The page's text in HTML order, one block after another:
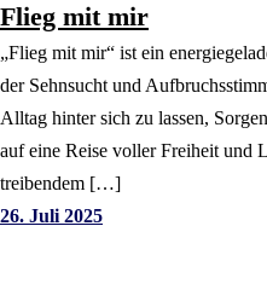
Flieg mit mir
„Flieg mit mir“ ist ein
der Sehnsucht und
Alltag hinter sich zu lassen,
auf eine Reise voller Freiheit und
treibendem […]
26. Juli 2025